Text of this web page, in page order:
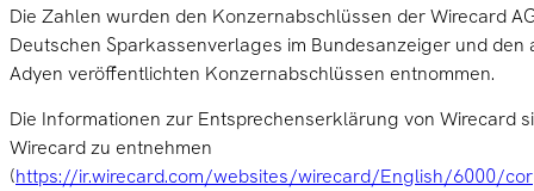
Die Zahlen wurden den Konzernabschlüssen der Wirecard
Deutschen Sparkassenverlages im Bundesanzeiger und
Adyen veröffentlichten Konzernabschlüssen entnommen.
Die Informationen zur Entsprechenserklärung von Wirecard
Wirecard zu entnehmen
(https://ir.wirecard.com/websites/wirecard/English/6000/